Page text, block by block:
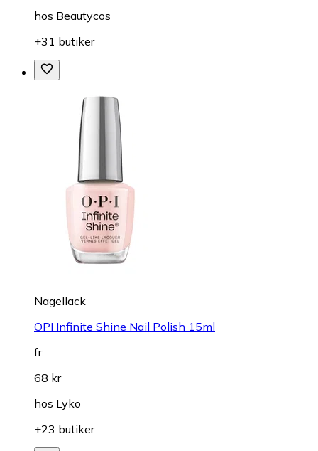
hos Beautycos
+31 butiker
Nagellack
OPI Infinite Shine Nail Polish 15ml
fr.
68 kr
hos Lyko
+23 butiker